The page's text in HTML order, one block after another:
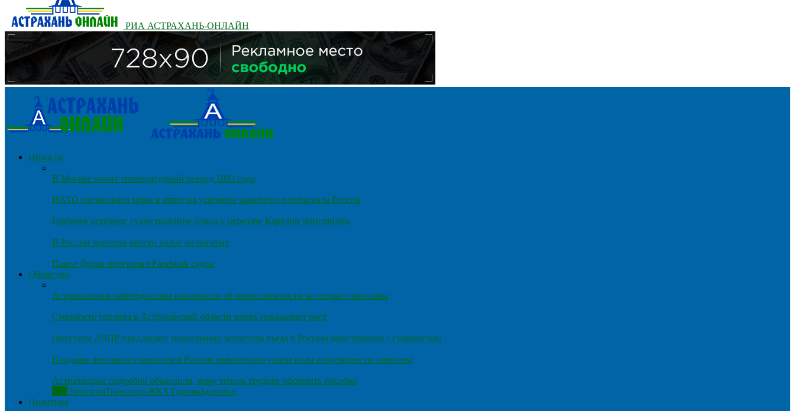
РИА АСТРАХАНЬ-ОНЛАЙН
Новости
В Москве побит температурный рекорд 1892 года
НАТО согласовало меры в ответ на усиление ракетного потенциала России
Горбачев опроверг существование плана о передаче Карелии Финляндии
В России захотели ввести налог на богатых
Павел Дуров пригрозил Facebook судом
Общество
Астраханским работодателям напомнили об ответственности за «серые» зарплаты
Стоимость топлива в Астраханской области вновь показывает рост
Депутаты ЛДПР предлагают пожизненно запретить въезд в Россию иностранцам с судимостью
Продажи легального алкоголя в России значительно упали из-за популярности самогона
Астраханцам подробно объяснили, кому теперь труднее оформить пособие
ЭкологияТранспортЖКХТуризмЗдоровье
Политика